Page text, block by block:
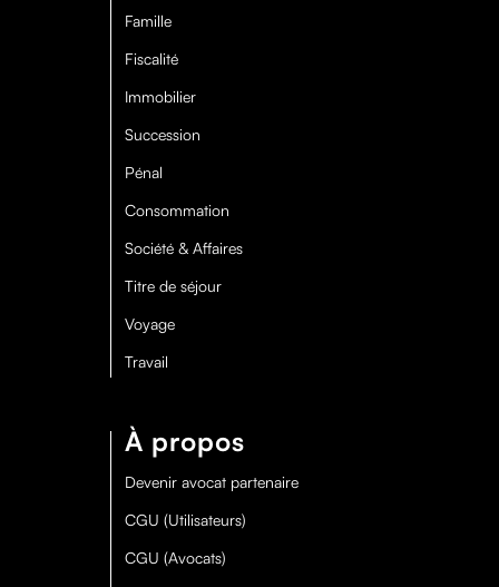
Famille
Fiscalité
Immobilier
Succession
Pénal
Consommation
Société & Affaires
Titre de séjour
Voyage
Travail
À propos
Devenir avocat partenaire
CGU (Utilisateurs)
CGU (Avocats)